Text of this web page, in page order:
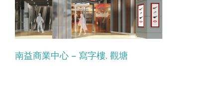
南益商業中心 – 寫字樓, 觀塘